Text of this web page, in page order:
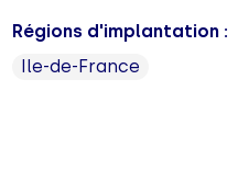
Régions d'implantation :
Ile-de-France